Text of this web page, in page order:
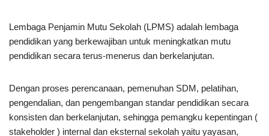
Lembaga Penjamin Mutu Sekolah (LPMS) adalah lembaga
pendidikan yang berkewajiban untuk meningkatkan mutu
pendidikan secara terus-menerus dan berkelanjutan.
Dengan proses perencanaan, pemenuhan SDM, pelatihan,
pengendalian, dan pengembangan standar pendidikan secara
konsisten dan berkelanjutan, sehingga pemangku kepentingan (
stakeholder ) internal dan eksternal sekolah yaitu yayasan,